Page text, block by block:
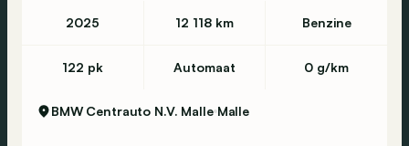
2025 12 118 km Benzine
122 pk Automaat 0 g/km
BMW Centrauto N.V. Malle Malle